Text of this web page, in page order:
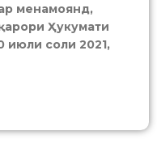
менамоянд,
Ҳукумати
июли соли 2021,